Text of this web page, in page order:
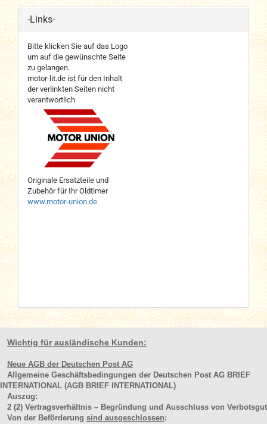
-Links-
Bitte klicken Sie auf das Logo
um auf die gewünschte Seite
zu gelangen.
motor-lit.de ist für den Inhalt
der verlinkten Seiten nicht
verantwortlich
Originale Ersatzteile und
Zubehör für Ihr Oldtimer
www.motor-union.de
Wichtig für ausländische Kunden:
Neue AGB der Deutschen Post AG
Allgemeine Geschäftsbedingungen der Deutschen Post AG BRIEF
INTERNATIONAL (AGB BRIEF INTERNATIONAL)
Auszug:
2 (2) Vertragsverhältnis – Begründung und Ausschluss von Verbotsgut
Von der Beförderung sind ausgeschlossen: